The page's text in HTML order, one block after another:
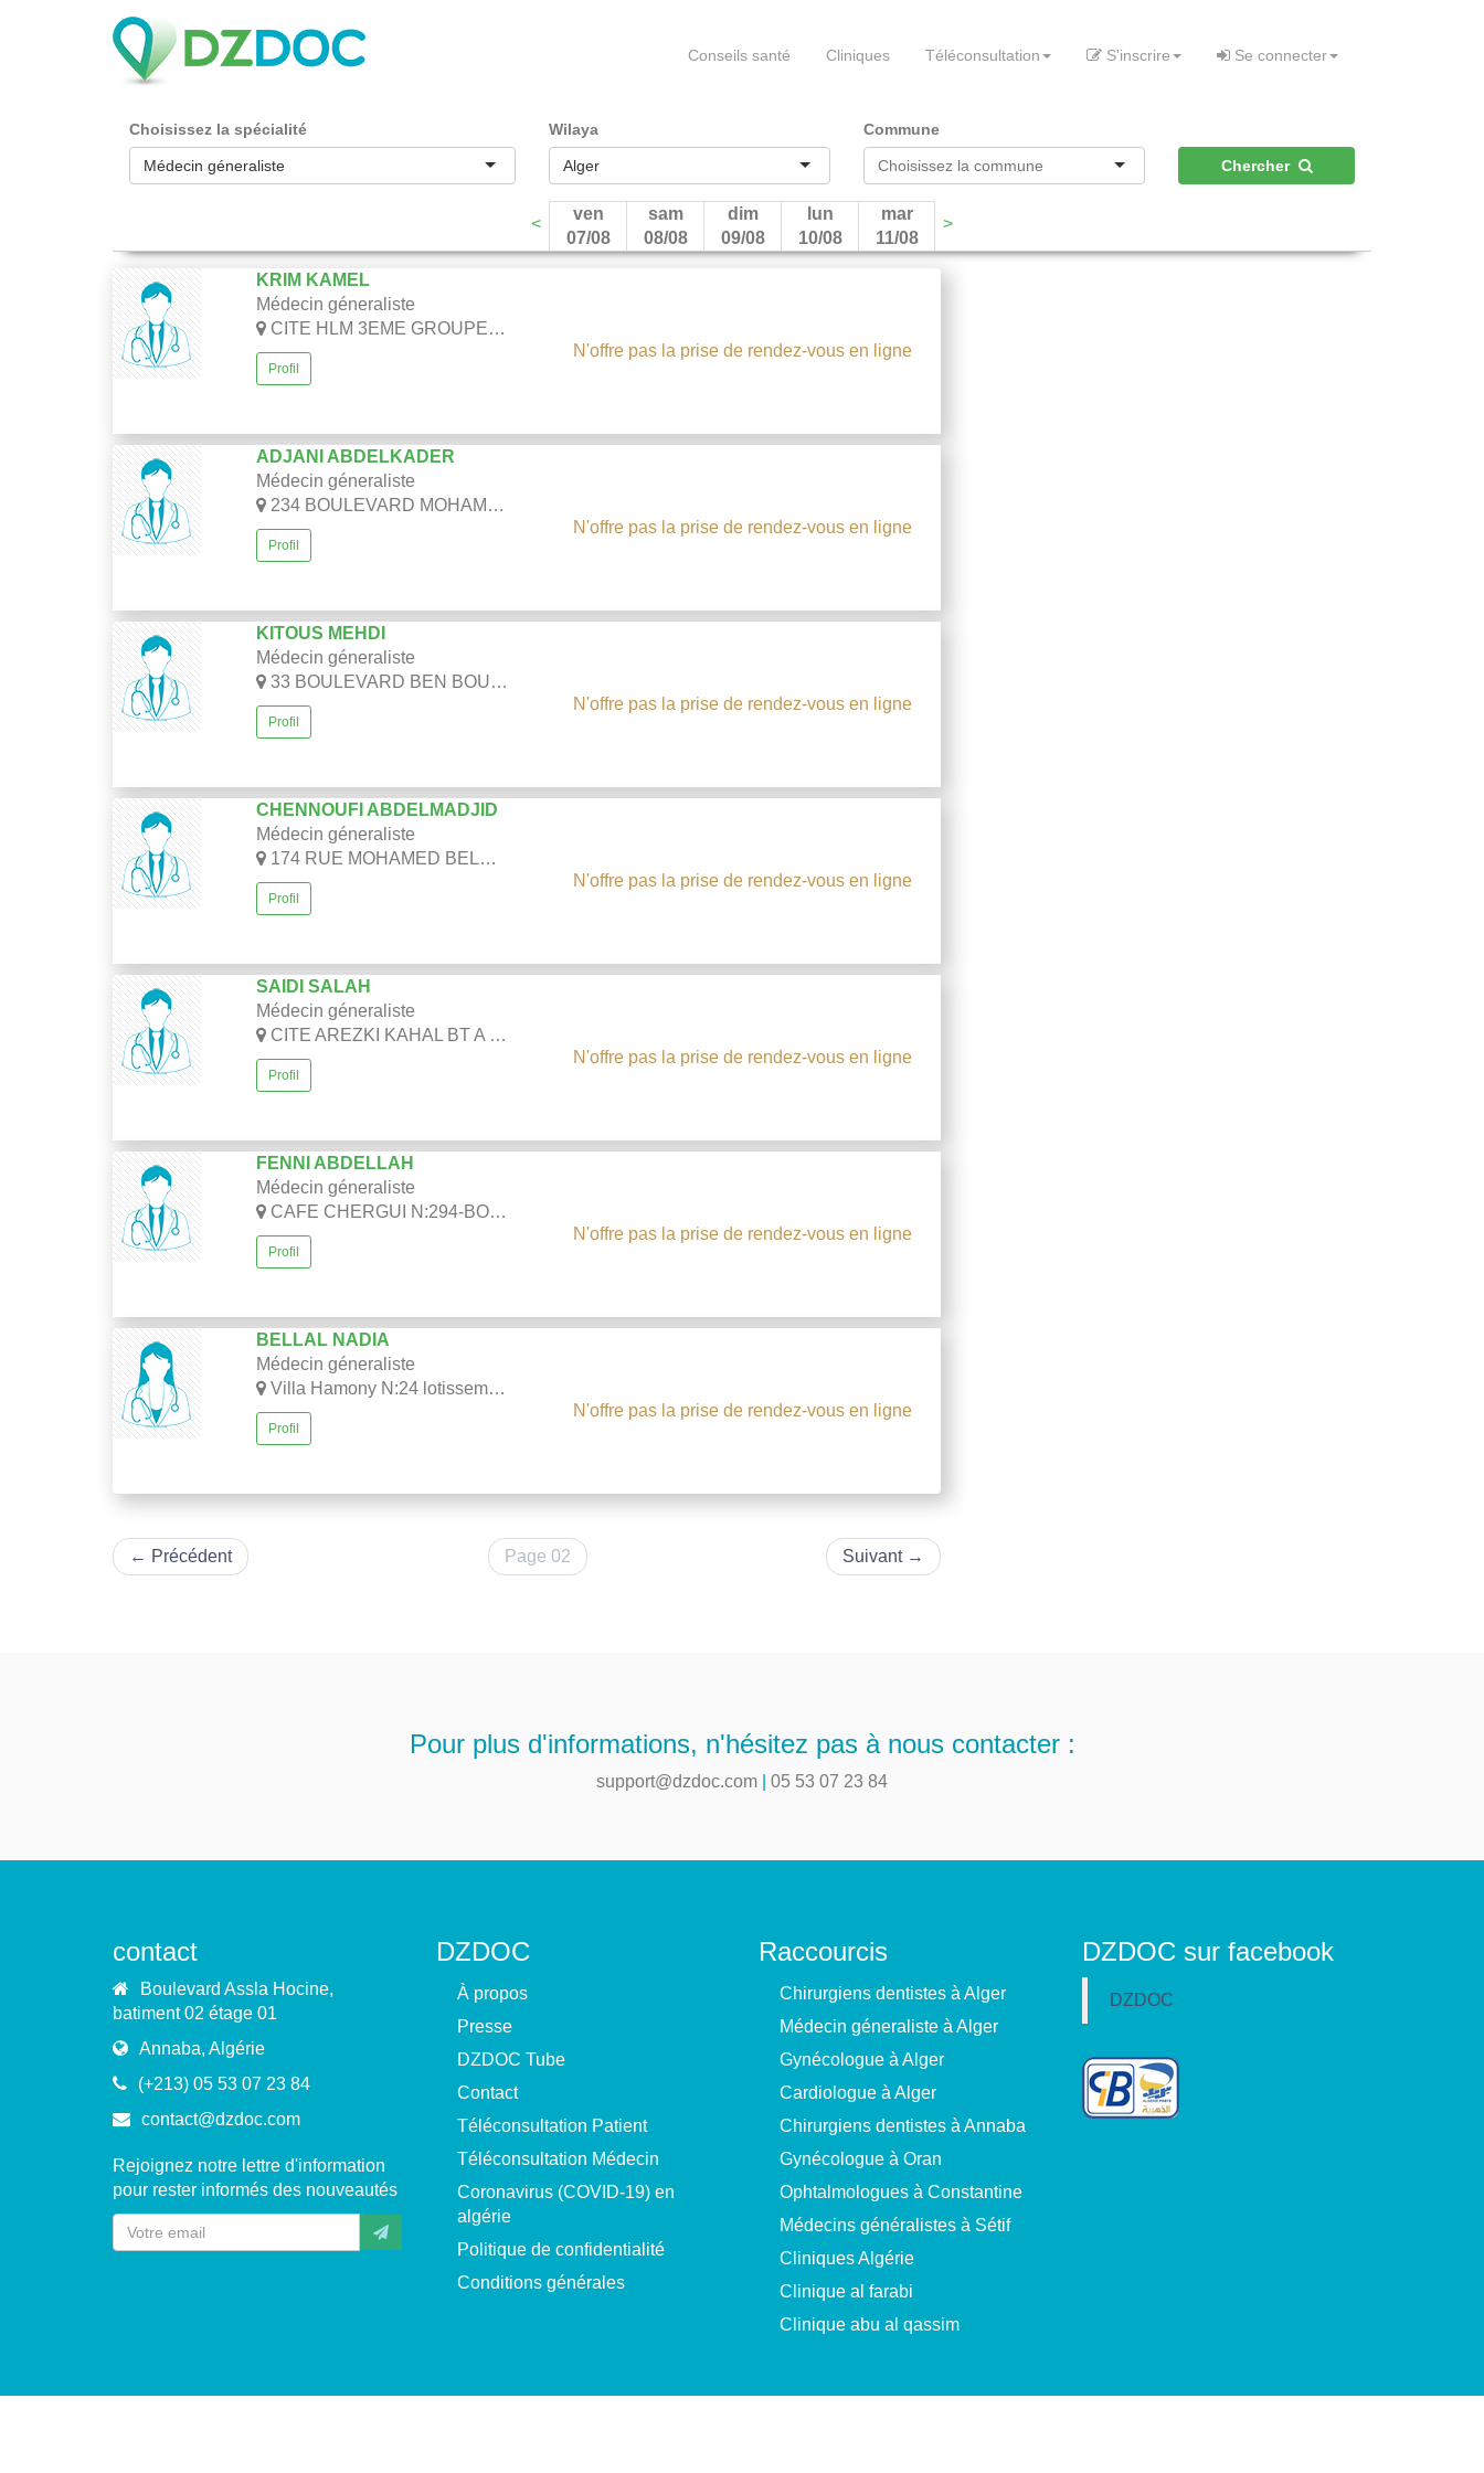
Conseils santé Cliniques Téléconsultation S'inscrire Se connecter
Choisissez la spécialité
Médecin géneraliste
Wilaya
Alger
Commune
Chercher
< >
ven
07/08
sam
08/08
dim
09/08
lun
10/08
mar
11/08
KRIM KAMEL
Médecin géneraliste
CITE HLM 3EME GROUPE BT B RUISSEAU-ALGER
Profil
N'offre pas la prise de rendez-vous en ligne
ADJANI ABDELKADER
Médecin géneraliste
234 BOULEVARD MOHAMED BELOUIZDAD-ALGER
Profil
N'offre pas la prise de rendez-vous en ligne
KITOUS MEHDI
Médecin géneraliste
33 BOULEVARD BEN BOULAID MUSTAPHA EX RUE BUGEAUD 3EME ETAGE- ALGER.
Profil
N'offre pas la prise de rendez-vous en ligne
CHENNOUFI ABDELMADJID
Médecin géneraliste
174 RUE MOHAMED BELOUIZDAD-ALGER
Profil
N'offre pas la prise de rendez-vous en ligne
SAIDI SALAH
Médecin géneraliste
CITE AREZKI KAHAL BT A BELCOURT, ALGER
Profil
N'offre pas la prise de rendez-vous en ligne
FENNI ABDELLAH
Médecin géneraliste
CAFE CHERGUI N:294-BORDJ ELBAHRI-ALGER
Profil
N'offre pas la prise de rendez-vous en ligne
BELLAL NADIA
Médecin géneraliste
Villa Hamony N:24 lotissement A-Ain béniane
Profil
N'offre pas la prise de rendez-vous en ligne
← Précédent Page 02 Suivant →
Pour plus d'informations, n'hésitez pas à nous contacter :
support@dzdoc.com 05 53 07 23 84
contact
Boulevard Assla Hocine,
batiment 02 étage 01
Annaba, Algérie
(+213) 05 53 07 23 84
contact@dzdoc.com
Rejoignez notre lettre d'information
pour rester informés des nouveautés
DZDOC
À propos
Presse
DZDOC Tube
Contact
Téléconsultation Patient
Téléconsultation Médecin
Coronavirus (COVID-19) en
algérie
Politique de confidentialité
Conditions générales
Raccourcis
Chirurgiens dentistes à Alger
Médecin géneraliste à Alger
Gynécologue à Alger
Cardiologue à Alger
Chirurgiens dentistes à Annaba
Gynécologue à Oran
Ophtalmologues à Constantine
Médecins généralistes à Sétif
Cliniques Algérie
Clinique al farabi
Clinique abu al qassim
DZDOC sur facebook
DZDOC